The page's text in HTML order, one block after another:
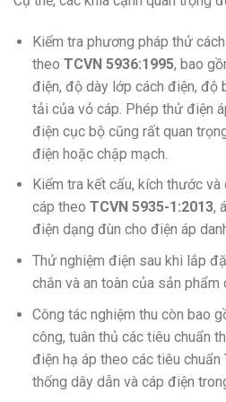
Kiểm tra phương pháp thử
theo TCVN 5936:1995, bao
điện, độ dày lớp cách điện, độ
tải của vỏ cáp. Phép thử điện
điện cục bộ cũng rất quan
điện hoặc chập mạch.
Kiểm tra kết cấu, kích thước
cáp theo TCVN 5935-1:2013,
điện dạng đùn cho điện áp
Thử nghiệm điện sau khi lắp
chắn và an toàn của sản
Công tác nghiệm thu còn bao
công, tuân thủ các tiêu chuẩn
điện hạ áp theo các tiêu chuẩn
thống dây dẫn và cáp điện